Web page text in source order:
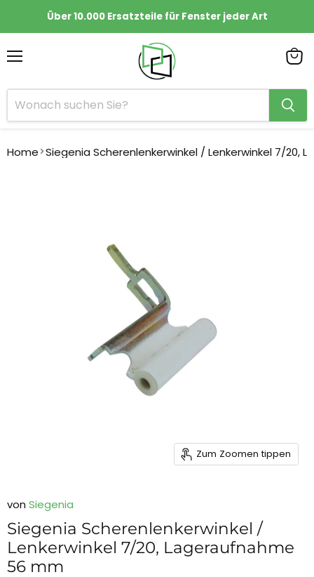
Über 10.000 Ersatzteile für Fenster jeder Art
Home Siegenia Scherenlenkerwinkel / Lenkerwinkel 7/20,
Zum Zoomen tippen
von Siegenia
Siegenia Scherenlenkerwinkel /
Lenkerwinkel 7/20, Lageraufnahme
56 mm